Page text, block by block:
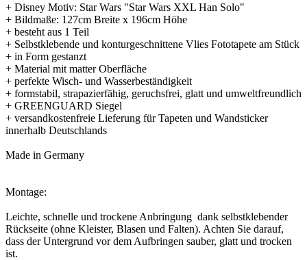
+ Disney Motiv: Star Wars "Star Wars XXL Han Solo"
+ Bildmaße: 127cm Breite x 196cm Höhe
+ besteht aus 1 Teil
+ Selbstklebende und konturgeschnittene Vlies Fototapete am Stück
+ in Form gestanzt
+ Material mit matter Oberfläche
+ perfekte Wisch- und Wasserbeständigkeit
+ formstabil, strapazierfähig, geruchsfrei, glatt und umweltfreundlich
+ GREENGUARD Siegel
+ versandkostenfreie Lieferung für Tapeten und Wandsticker
innerhalb Deutschlands
Made in Germany
Montage:
Leichte, schnelle und trockene Anbringung dank selbstklebender
Rückseite (ohne Kleister, Blasen und Falten). Achten Sie darauf,
dass der Untergrund vor dem Aufbringen sauber, glatt und trocken
ist.